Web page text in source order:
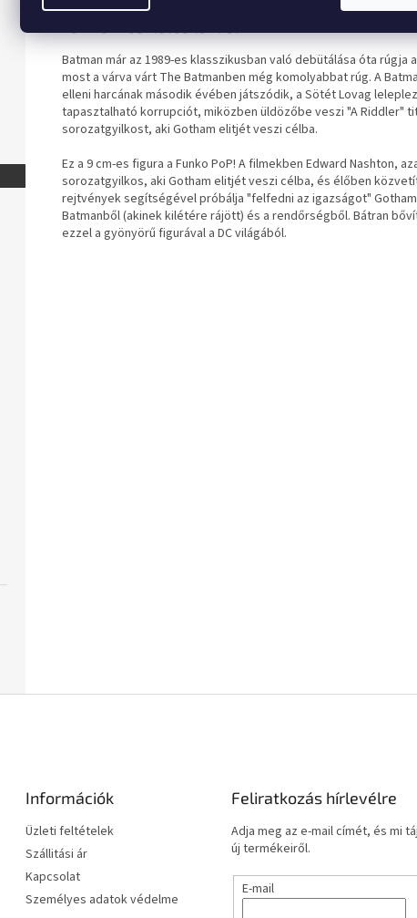
Batman már az 1989-es klasszikusban való debütálása óta rúgja
most a várva várt The Batmanben még komolyabbat rúg. A
elleni harcának második évében játszódik, a Sötét Lovag
tapasztalható korrupciót, miközben üldözőbe veszi "A Riddler"
sorozatgyilkost, aki Gotham elitjét veszi célba.
Ez a 9 cm-es figura a Funko PoP! A filmekben Edward Nashton,
sorozatgyilkos, aki Gotham elitjét veszi célba, és élőben
rejtvények segítségével próbálja "felfedni az igazságot"
Batmanből (akinek kilétére rájött) és a rendőrségből. Bátran
ezzel a gyönyörű figurával a DC világából.
Információk
Üzleti feltételek
Szállitási ár
Kapcsolat
Személyes adatok védelme
Feliratkozás hírlevélre
Adja meg az e-mail címét, és mi
új termékeiről.
E-mail